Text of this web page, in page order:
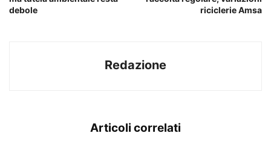
debole
riciclerie Amsa
Redazione
Articoli correlati